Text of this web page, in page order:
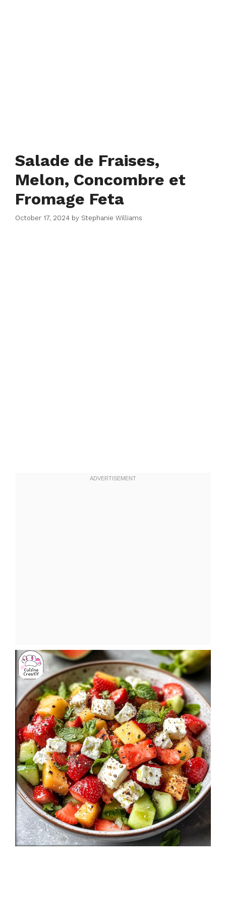
Salade de Fraises,
Melon, Concombre et
Fromage Feta
October 17, 2024 by Stephanie Williams